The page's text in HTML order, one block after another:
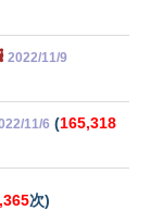
2022/11/9
11/6 (165,318
次)